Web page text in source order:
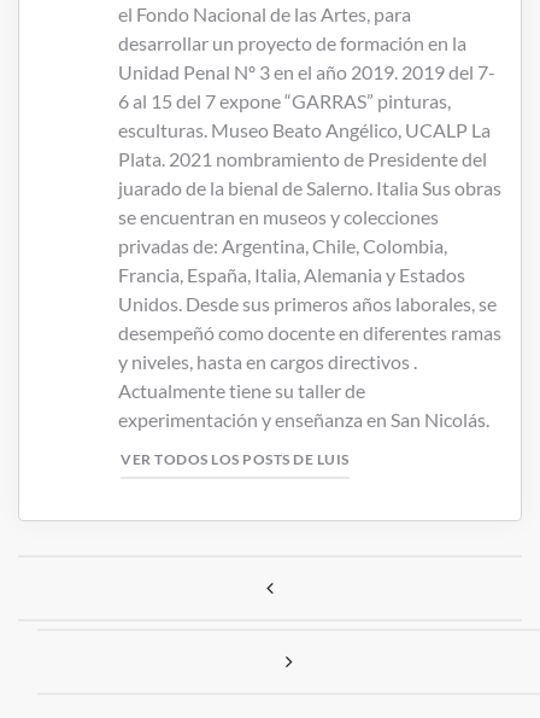
el Fondo Nacional de las Artes, para
desarrollar un proyecto de formación en la
Unidad Penal Nº 3 en el año 2019. 2019 del 7-
6 al 15 del 7 expone “GARRAS” pinturas,
esculturas. Museo Beato Angélico, UCALP La
Plata. 2021 nombramiento de Presidente del
juarado de la bienal de Salerno. Italia Sus obras
se encuentran en museos y colecciones
privadas de: Argentina, Chile, Colombia,
Francia, España, Italia, Alemania y Estados
Unidos. Desde sus primeros años laborales, se
desempeñó como docente en diferentes ramas
y niveles, hasta en cargos directivos .
Actualmente tiene su taller de
experimentación y enseñanza en San Nicolás.
VER TODOS LOS POSTS DE LUIS